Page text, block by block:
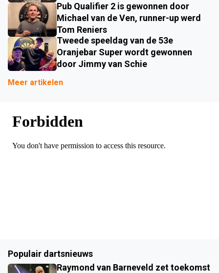
Pub Qualifier 2 is gewonnen door
Michael van de Ven, runner-up werd
Tom Reniers
Tweede speeldag van de 53e
Oranjebar Super wordt gewonnen
door Jimmy van Schie
Meer artikelen
Populair dartsnieuws
Raymond van Barneveld zet toekomst